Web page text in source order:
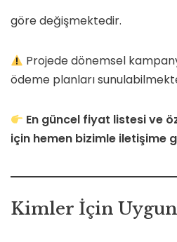
göre değişmektedir.
Projede dönemsel
ödeme planları
En güncel fiyat listesi ve
için hemen bizimle iletişime
Kimler İçin